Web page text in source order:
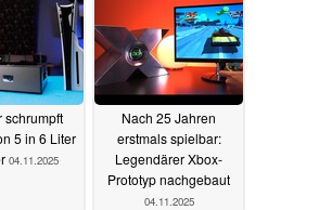
schrumpft
5 in 6 Liter
04.11.2025
Nach 25 Jahren
erstmals spielbar:
Legendärer Xbox-
Prototyp nachgebaut
04.11.2025